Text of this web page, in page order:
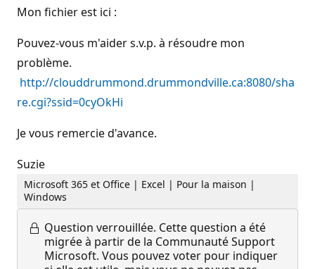
Mon fichier est ici :
Pouvez-vous m'aider s.v.p. à résoudre mon
problème.
http://clouddrummond.drummondville.ca:8080/sha
re.cgi?ssid=0cyOkHi
Je vous remercie d'avance.
Suzie
Microsoft 365 et Office | Excel | Pour la maison |
Windows
Question verrouillée. Cette question a été
migrée à partir de la Communauté Support
Microsoft. Vous pouvez voter pour indiquer